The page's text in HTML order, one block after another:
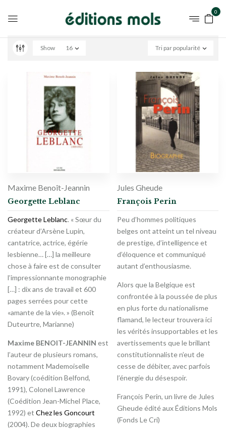
0
Tri par popularité
Show 16
Maxime Benoît-Jeannin
Georgette Leblanc
Georgette Leblanc. « Sœur du
créateur d’Arsène Lupin,
cantatrice, actrice, égérie
lesbienne… […] la meilleure
chose à faire est de consulter
l’impressionnante monographie
[…] : dix ans de travail et 600
pages serrées pour cette
«amante de la vie». » (Benoît
Duteurtre, Marianne)
Maxime BENOIT-JEANNIN est
l’auteur de plusieurs romans,
notamment Mademoiselle
Bovary (coédition Belfond,
1991), Colonel Lawrence
(Coédition Jean-Michel Place,
1992) et Chez les Goncourt
(2004). De deux biographies
Jules Gheude
François Perin
Peu d’hommes politiques
belges ont atteint un tel niveau
de prestige, d’intelligence et
d’éloquence et communiqué
autant d’enthousiasme.
Alors que la Belgique est
confrontée à la poussée de plus
en plus forte du nationalisme
flamand, le lecteur trouvera ici
les vérités insupportables et les
avertissements que le brillant
constitutionnaliste n’eut de
cesse de débiter, avec parfois
l’énergie du désespoir.
François Perin, un livre de Jules
Gheude édité aux Éditions Mols
(Fonds Le Cri)